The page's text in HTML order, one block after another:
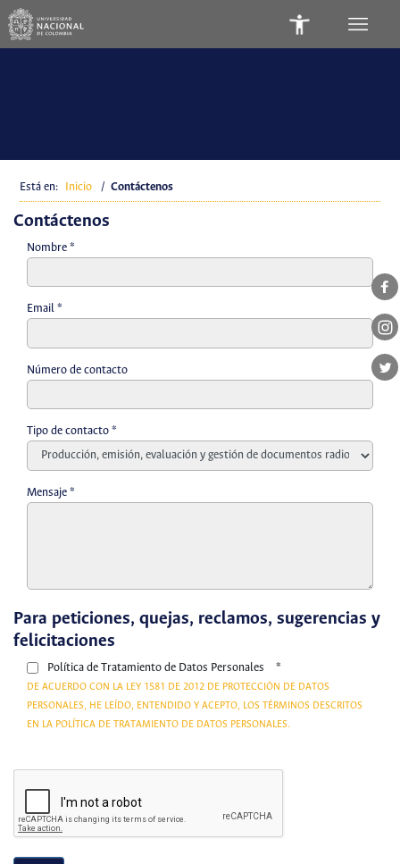
Está en: Inicio / Contáctenos
Contáctenos
Nombre *
Email *
Número de contacto
Tipo de contacto *
Mensaje *
Para peticiones, quejas, reclamos, sugerencias y
felicitaciones
Política de Tratamiento de Datos Personales *
DE ACUERDO CON LA LEY 1581 DE 2012 DE PROTECCIÓN DE DATOS
PERSONALES, HE LEÍDO, ENTENDIDO Y ACEPTO, LOS TÉRMINOS DESCRITOS
EN LA POLÍTICA DE TRATAMIENTO DE DATOS PERSONALES.